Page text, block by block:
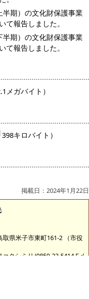
半期）の文化財保護事業
て報告しました。
半期）の文化財保護事業
て報告しました。
メガバイト）
398キロバイト）
掲載日：2024年1月22日
取県米子市東町161-2 （市役
クシミリ/0859-23-5414 Eメ